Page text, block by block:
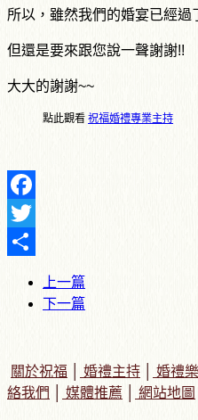
所以，雖然我們的婚宴已經過
但還是要來跟您說一聲謝謝!!
大大的謝謝~~
點此觀看 祝福婚禮專業主持
Facebook
Twitter
上一篇
下一篇
關於祝福 婚禮主持 婚禮
絡我們
媒體推薦 網站地圖